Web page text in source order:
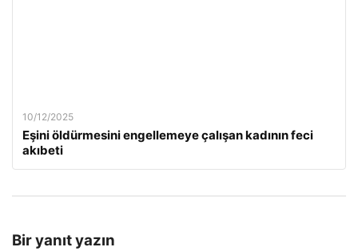
10/12/2025
Eşini öldürmesini engellemeye çalışan kadının feci
akıbeti
Bir yanıt yazın